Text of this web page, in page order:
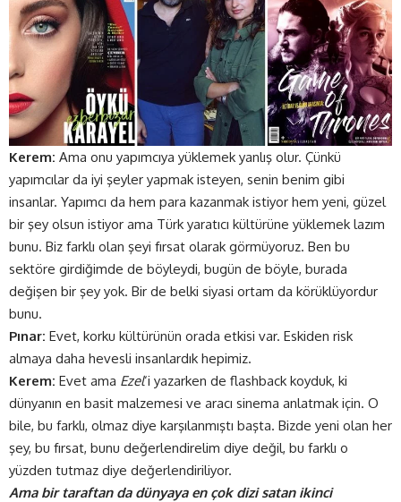
Kerem: Ama onu yapımcıya yüklemek yanlış olur. Çünkü
yapımcılar da iyi şeyler yapmak isteyen, senin benim gibi
insanlar. Yapımcı da hem para kazanmak istiyor hem yeni, güzel
bir şey olsun istiyor ama Türk yaratıcı kültürüne yüklemek lazım
bunu. Biz farklı olan şeyi fırsat olarak görmüyoruz. Ben bu
sektöre girdiğimde de böyleydi, bugün de böyle, burada
değişen bir şey yok. Bir de belki siyasi ortam da körüklüyordur
bunu.
Pınar: Evet, korku kültürünün orada etkisi var. Eskiden risk
almaya daha hevesli insanlardık hepimiz.
Kerem: Evet ama Ezel‘i yazarken de flashback koyduk, ki
dünyanın en basit malzemesi ve aracı sinema anlatmak için. O
bile, bu farklı, olmaz diye karşılanmıştı başta. Bizde yeni olan her
şey, bu fırsat, bunu değerlendirelim diye değil, bu farklı o
yüzden tutmaz diye değerlendiriliyor.
Ama bir taraftan da dünyaya en çok dizi satan ikinci